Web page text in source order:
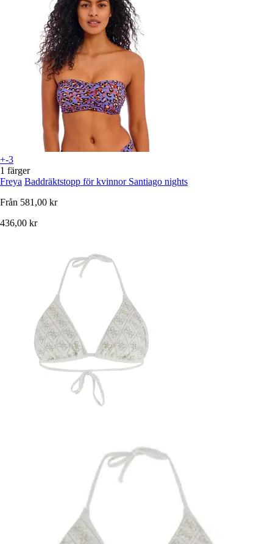
+-3
1 färger
Freya Baddräktstopp för kvinnor Santiago nights
Från 581,00 kr
436,00 kr